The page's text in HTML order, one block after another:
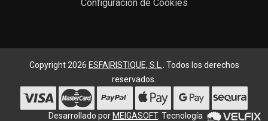
Configuración de Cookies
Copyright 2026 ESFAIRISTIQUE, S.L.
. Todos los derechos
reservados.
Desarrollado por MEIGASOFT. Tecnología